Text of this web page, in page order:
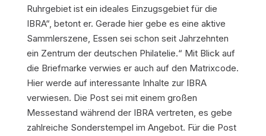
Ruhrgebiet ist ein ideales Einzugsgebiet für die
IBRA“, betont er. Gerade hier gebe es eine aktive
Sammlerszene, Essen sei schon seit Jahrzehnten
ein Zentrum der deutschen Philatelie.“ Mit Blick auf
die Briefmarke verwies er auch auf den Matrixcode.
Hier werde auf interessante Inhalte zur IBRA
verwiesen. Die Post sei mit einem großen
Messestand während der IBRA vertreten, es gebe
zahlreiche Sonderstempel im Angebot. Für die Post